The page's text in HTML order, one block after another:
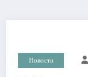
Новости